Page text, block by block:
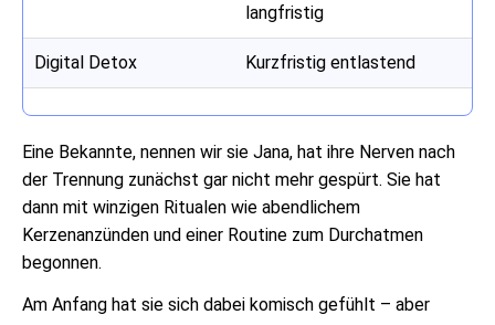
langfristig
Digital Detox Kurzfristig entlastend
Eine Bekannte, nennen wir sie Jana, hat ihre Nerven nach
der Trennung zunächst gar nicht mehr gespürt. Sie hat
dann mit winzigen Ritualen wie abendlichem
Kerzenanzünden und einer Routine zum Durchatmen
begonnen.
Am Anfang hat sie sich dabei komisch gefühlt – aber